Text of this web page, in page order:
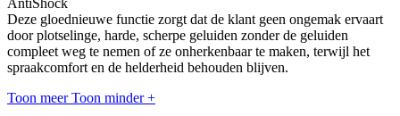
AntiShock
Deze gloednieuwe functie zorgt dat de klant geen ongemak ervaart
door plotselinge, harde, scherpe geluiden zonder de geluiden
compleet weg te nemen of ze onherkenbaar te maken, terwijl het
spraakcomfort en de helderheid behouden blijven.
Toon meer Toon minder +